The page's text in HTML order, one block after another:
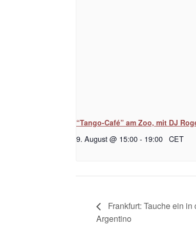
“Tango-Café” am Zoo, mit DJ
9. August @ 15:00- 19:00 CET
Frankfurt: Tauche ein
Argentino